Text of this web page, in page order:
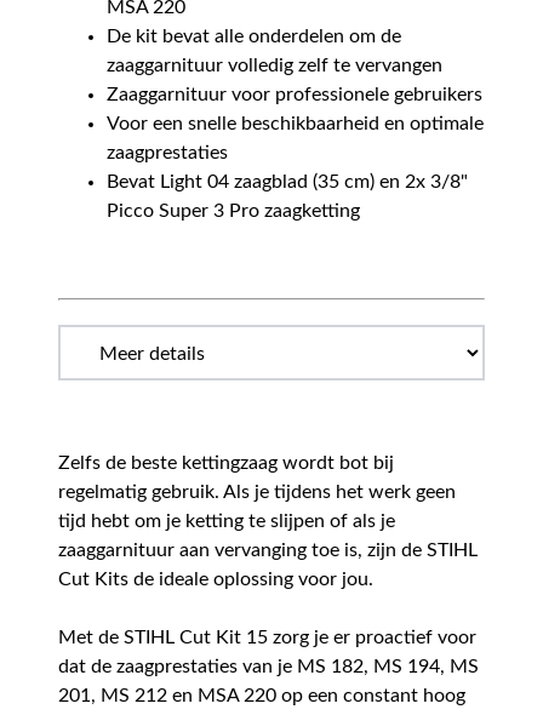
MSA 220
De kit bevat alle onderdelen om de
zaaggarnituur volledig zelf te vervangen
Zaaggarnituur voor professionele gebruikers
Voor een snelle beschikbaarheid en optimale
zaagprestaties
Bevat Light 04 zaagblad (35 cm) en 2x 3/8"
Picco Super 3 Pro zaagketting
Zelfs de beste kettingzaag wordt bot bij
regelmatig gebruik. Als je tijdens het werk geen
tijd hebt om je ketting te slijpen of als je
zaaggarnituur aan vervanging toe is, zijn de STIHL
Cut Kits de ideale oplossing voor jou.
Met de STIHL Cut Kit 15 zorg je er proactief voor
dat de zaagprestaties van je MS 182, MS 194, MS
201, MS 212 en MSA 220 op een constant hoog